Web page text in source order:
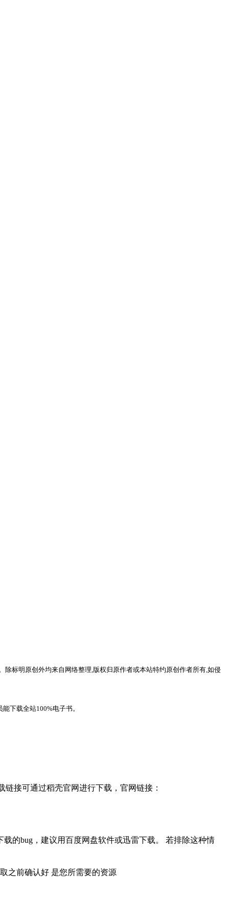
标明原创外均来自网络整理,版权归原作者或本站特约原创作者所有,如侵
下载全站100%电子书。
接可通过稻壳官网进行下载，官网链接：
的bug，建议用百度网盘软件或迅雷下载。 若排除这种情
之前确认好 是您所需要的资源